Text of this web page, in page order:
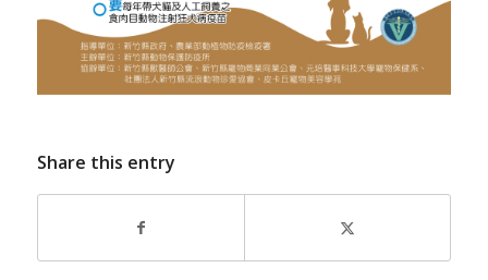
Share this entry